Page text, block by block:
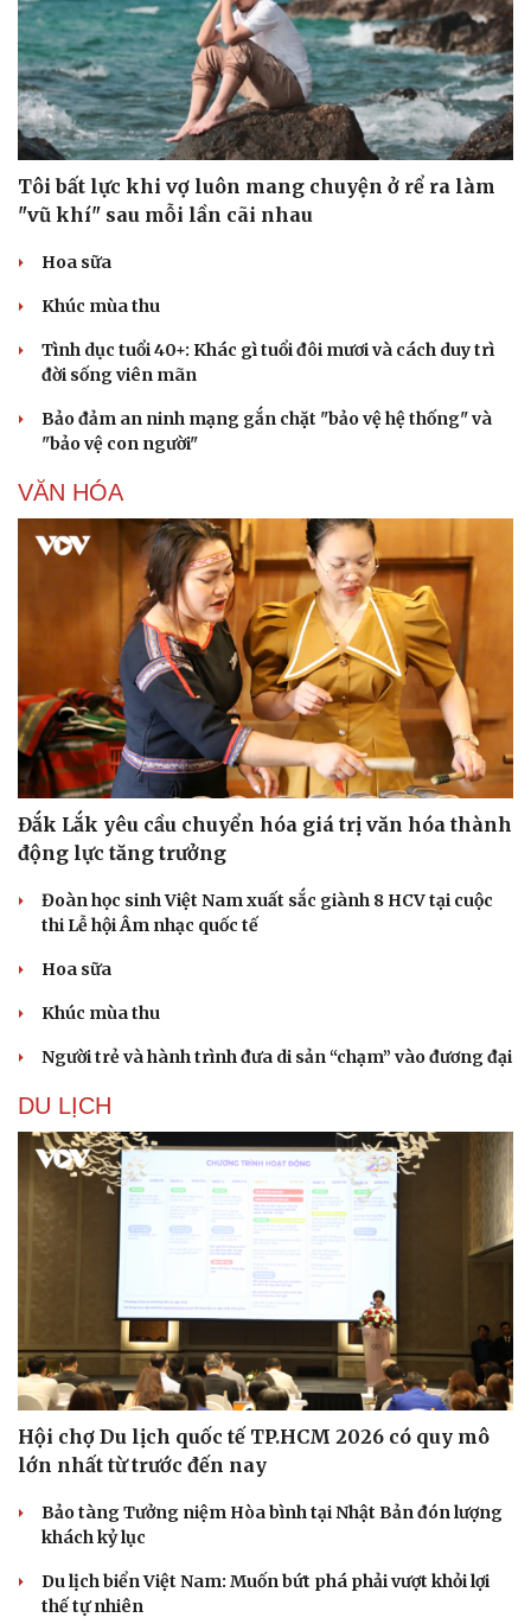
Văn hóa
Văn học
Di sản
Giải trí
Tôi bất lực khi vợ luôn mang chuyện ở rể ra làm
"vũ khí" sau mỗi lần cãi nhau
Hoa sữa
Khúc mùa thu
Tình dục tuổi 40+: Khác gì tuổi đôi mươi và cách duy trì
đời sống viên mãn
Bảo đảm an ninh mạng gắn chặt "bảo vệ hệ thống" và
"bảo vệ con người"
VĂN HÓA
Đắk Lắk yêu cầu chuyển hóa giá trị văn hóa thành
động lực tăng trưởng
Đoàn học sinh Việt Nam xuất sắc giành 8 HCV tại cuộc
thi Lễ hội Âm nhạc quốc tế
Hoa sữa
Khúc mùa thu
Người trẻ và hành trình đưa di sản “chạm” vào đương đại
DU LỊCH
Hội chợ Du lịch quốc tế TP.HCM 2026 có quy mô
lớn nhất từ trước đến nay
Bảo tàng Tưởng niệm Hòa bình tại Nhật Bản đón lượng
khách kỷ lục
Du lịch biển Việt Nam: Muốn bứt phá phải vượt khỏi lợi
thế tự nhiên